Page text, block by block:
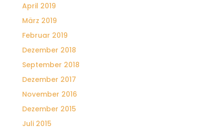
April 2019
März 2019
Februar 2019
Dezember 2018
September 2018
Dezember 2017
November 2016
Dezember 2015
Juli 2015